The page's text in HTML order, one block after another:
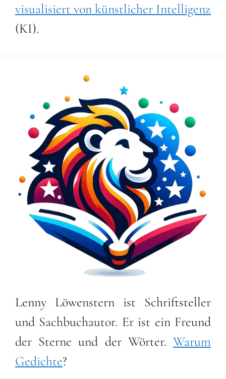
visualisiert von künstlicher Intelligenz
(KI).
Lenny Löwenstern ist Schriftsteller
und Sachbuchautor. Er ist ein Freund
der Sterne und der Wörter. Warum
Gedichte?